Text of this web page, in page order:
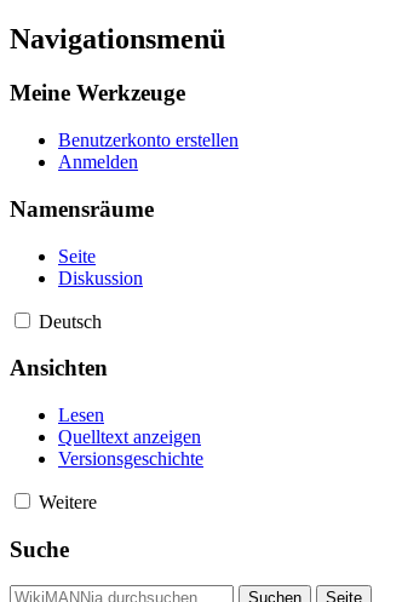
Navigationsmenü
Meine Werkzeuge
Benutzerkonto erstellen
Anmelden
Namensräume
Seite
Diskussion
Deutsch
Ansichten
Lesen
Quelltext anzeigen
Versionsgeschichte
Weitere
Suche